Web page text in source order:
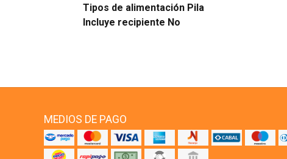
Tipos de alimentación Pila
Incluye recipiente No
MEDIOS DE PAGO